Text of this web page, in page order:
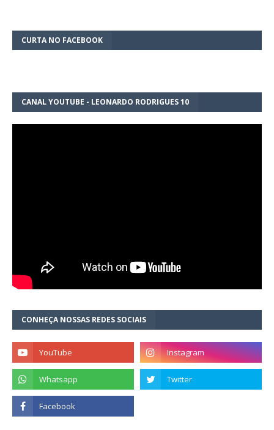
CURTA NO FACEBOOK
CANAL YOUTUBE - LEONARDO RODRIGUES 10
CONHEÇA NOSSAS REDES SOCIAIS